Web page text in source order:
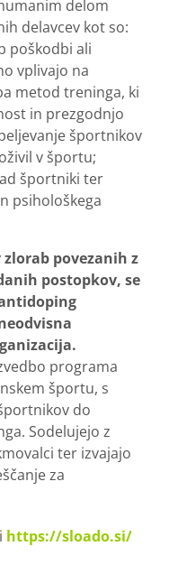
delom
delavcev kot so:
poškodbi ali
vplivajo na
metod treninga, ki
in prezgodnjo
športnikov
v športu;
športniki ter
psihološkega
povezanih z
postopkov, se
programa
športu, s
do
Sodelujejo z
ter izvajajo
za
https://sloado.si/